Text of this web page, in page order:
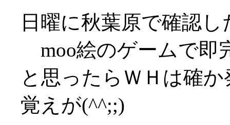
日曜に秋葉原で確認
moo絵のゲームで即
と思ったらＷＨは確
覚えが(^^;;)